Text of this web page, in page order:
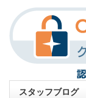
スタッフブログ